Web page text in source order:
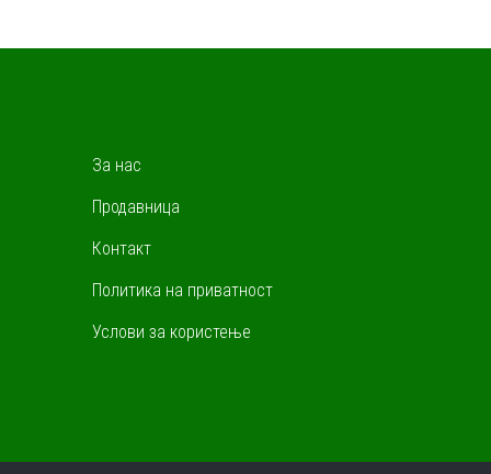
За нас
Продавница
Контакт
Политика на приватност
Услови за користење